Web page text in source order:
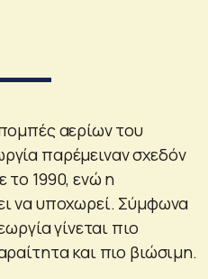
αερίων του
παρέμειναν σχεδόν
το 1990, ενώ η
να υποχωρεί. Σύμφωνα
γίνεται πιο
και πιο βιώσιμη.